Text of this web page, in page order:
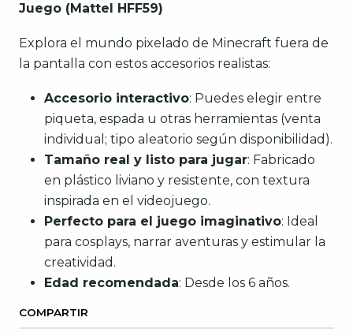
Juego (Mattel HFF59)
Explora el mundo pixelado de Minecraft fuera de
la pantalla con estos accesorios realistas:
Accesorio interactivo: Puedes elegir entre
piqueta, espada u otras herramientas (venta
individual; tipo aleatorio según disponibilidad).
Tamaño real y listo para jugar: Fabricado
en plástico liviano y resistente, con textura
inspirada en el videojuego.
Perfecto para el juego imaginativo: Ideal
para cosplays, narrar aventuras y estimular la
creatividad.
Edad recomendada: Desde los 6 años.
COMPARTIR